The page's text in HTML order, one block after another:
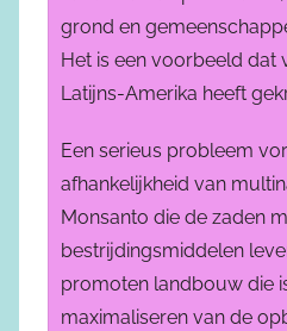
grond en
Het is een voorbeeld dat
Latijns-Amerika heeft
Een serieus probleem
afhankelijkheid van
Monsanto die de zaden
bestrijdingsmiddelen
promoten landbouw die
maximaliseren van de